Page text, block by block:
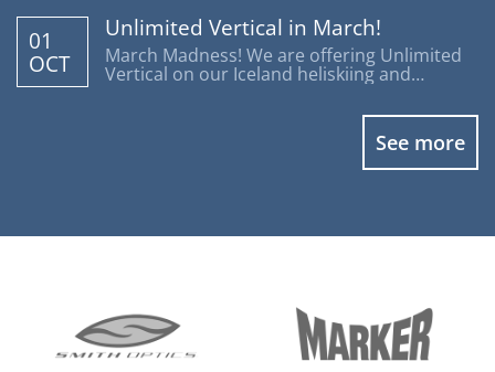
01
OCT
Unlimited Vertical in March!
March Madness! We are offering Unlimited
Vertical on our Iceland heliskiing and
See more